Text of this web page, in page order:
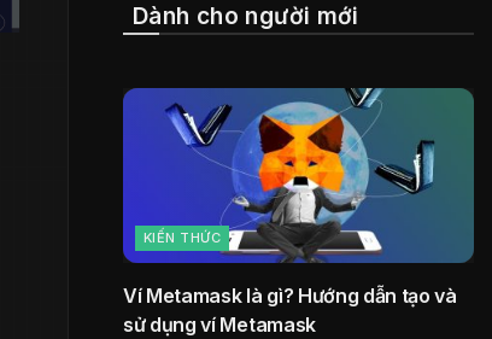
Dành cho người mới
KIẾN THỨC
Ví Metamask là gì? Hướng dẫn tạo và
sử dụng ví Metamask